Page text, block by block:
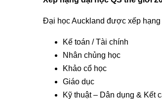
Đại học Auckland được xếp hạng
Kế toán / Tài chính
Nhân chủng học
Khảo cổ học
Giáo dục
Kỹ thuật – Dân dụng & Kết